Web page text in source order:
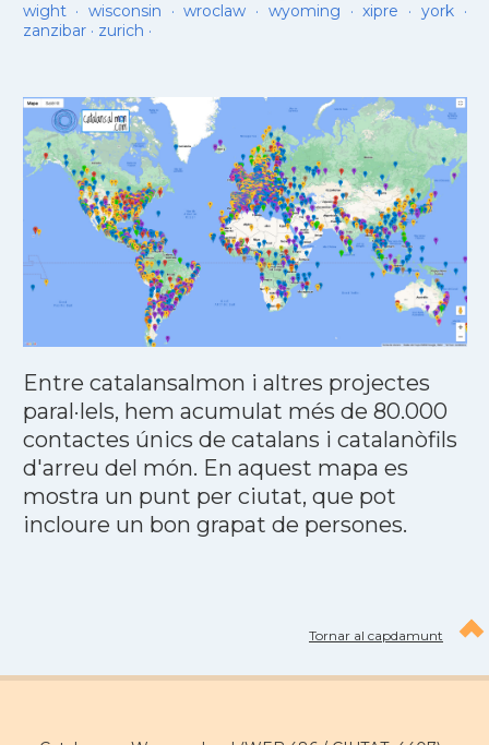
wight· wisconsin ·wroclaw · wyoming ·xipre · york·
zanzibar· zurich ·
Entre catalansalmon i altres projectes
paral·lels, hem acumulat més de 80.000
contactes únics de catalans i catalanòfils
d'arreu del món. En aquest mapa es
mostra un punt per ciutat, que pot
incloure un bon grapat de persones.
Tornar al capdamunt